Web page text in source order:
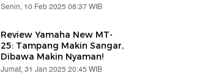
Senin, 10 Feb 2025 08:37 WIB
Review Yamaha New MT-
25: Tampang Makin Sangar,
Dibawa Makin Nyaman!
Jumat, 31 Jan 2025 20:45 WIB